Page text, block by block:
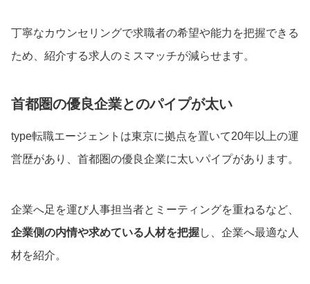
丁寧なカウンセリングで求職者の希望や能力を把握できる
ため、紹介する求人のミスマッチが減らせます。
首都圏の優良企業とのパイプが太い
type転職エージェントは東京に拠点を置いて20年以上の運
営歴があり、首都圏の優良企業に太いパイプがあります。
企業へ足を運び人事担当者とミーティングを重ねるなど、
企業側の内情や求めている人材を把握し、企業へ最適な人
材を紹介。